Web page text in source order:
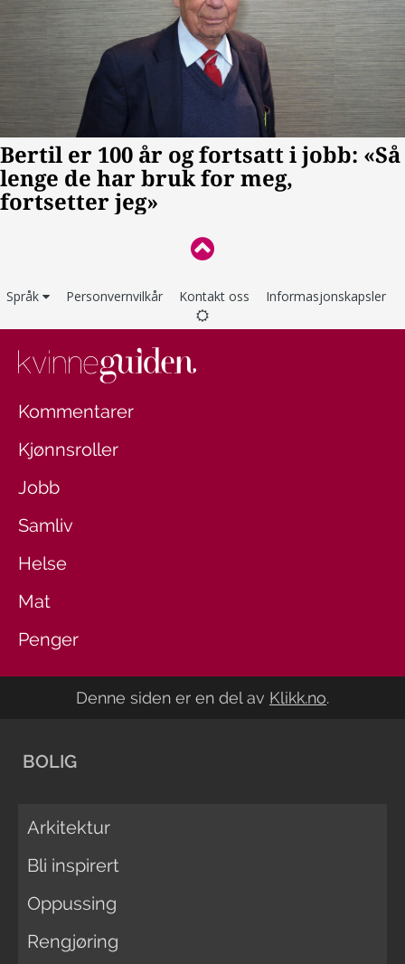
Språk Personvernvilkår Kontakt oss Informasjonskapsler
Kommentarer
Kjønnsroller
Jobb
Samliv
Helse
Mat
Penger
Denne siden er en del av Klikk.no.
BOLIG
Arkitektur
Bli inspirert
Oppussing
Rengjøring